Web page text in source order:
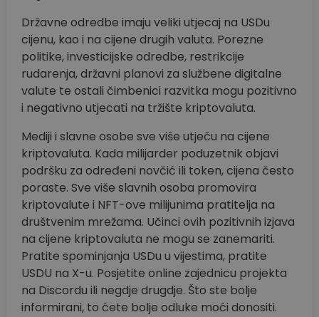
Državne odredbe imaju veliki utjecaj na USDu
cijenu, kao i na cijene drugih valuta. Porezne
politike, investicijske odredbe, restrikcije
rudarenja, državni planovi za službene digitalne
valute te ostali čimbenici razvitka mogu pozitivno
i negativno utjecati na tržište kriptovaluta.
Mediji i slavne osobe sve više utječu na cijene
kriptovaluta. Kada milijarder poduzetnik objavi
podršku za određeni novčić ili token, cijena često
poraste. Sve više slavnih osoba promovira
kriptovalute i NFT-ove milijunima pratitelja na
društvenim mrežama. Učinci ovih pozitivnih izjava
na cijene kriptovaluta ne mogu se zanemariti.
Pratite spominjanja USDu u vijestima, pratite
USDU na X-u. Posjetite online zajednicu projekta
na Discordu ili negdje drugdje. Što ste bolje
informirani, to ćete bolje odluke moći donositi.